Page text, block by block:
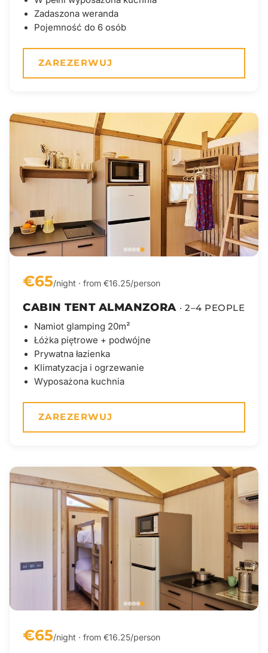
Zadaszona weranda
Pojemność do 6 osób
ZAREZERWUJ
€65/night · from €16.25/person
CABIN TENT ALMANZORA · 2–4 PEOPLE
Namiot glamping 20m²
Łóżka piętrowe + podwójne
Prywatna łazienka
Klimatyzacja i ogrzewanie
Wyposażona kuchnia
ZAREZERWUJ
€65/night · from €16.25/person